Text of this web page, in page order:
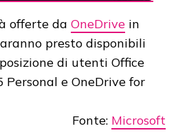
offerte da OneDrive in
presto disponibili
di utenti Office
Personal e OneDrive for
Fonte: Microsoft